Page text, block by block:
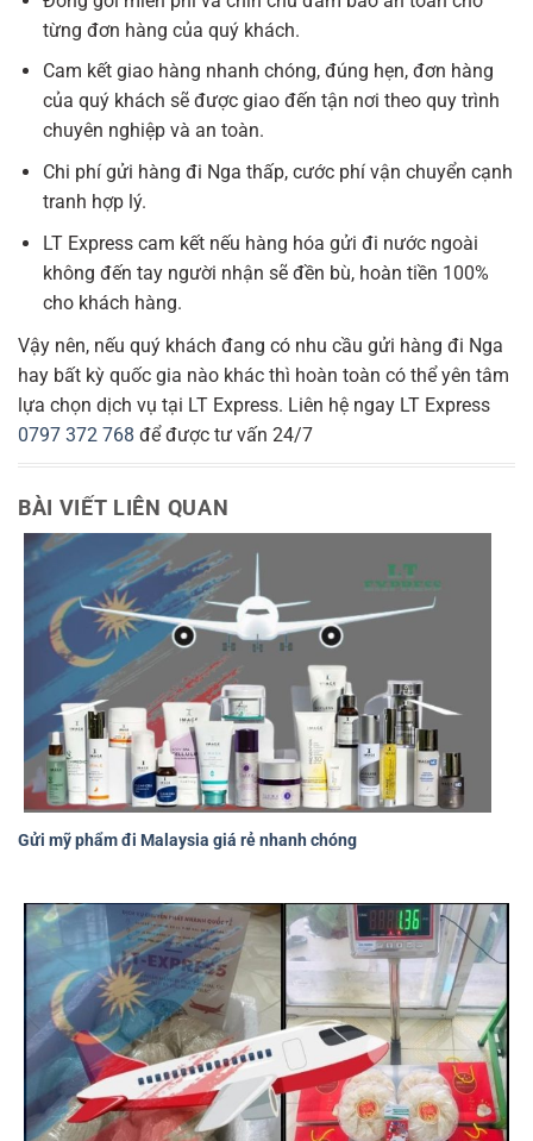
từng đơn hàng của quý khách.
Cam kết giao hàng nhanh chóng, đúng hẹn, đơn hàng
của quý khách sẽ được giao đến tận nơi theo quy trình
chuyên nghiệp và an toàn.
Chi phí gửi hàng đi Nga thấp, cước phí vận chuyển cạnh
tranh hợp lý.
LT Express cam kết nếu hàng hóa gửi đi nước ngoài
không đến tay người nhận sẽ đền bù, hoàn tiền 100%
cho khách hàng.
Vậy nên, nếu quý khách đang có nhu cầu gửi hàng đi Nga
hay bất kỳ quốc gia nào khác thì hoàn toàn có thể yên tâm
lựa chọn dịch vụ tại LT Express. Liên hệ ngay LT Express
0797 372 768 để được tư vấn 24/7
BÀI VIẾT LIÊN QUAN
Gửi mỹ phẩm đi Malaysia giá rẻ nhanh chóng